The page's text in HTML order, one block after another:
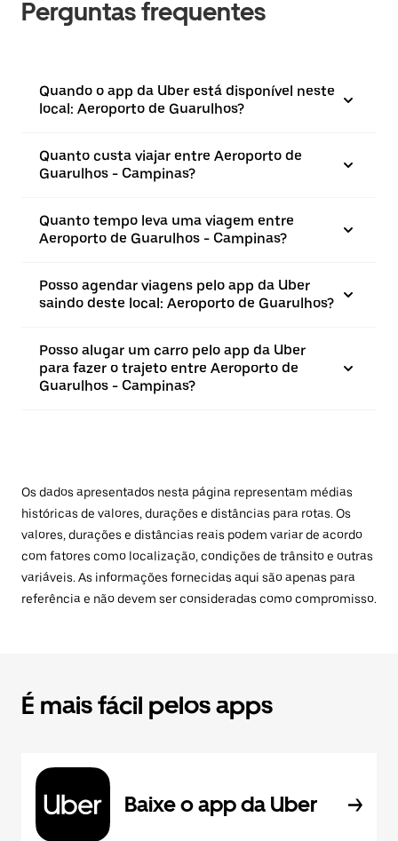
Perguntas frequentes
Quando o app da Uber está disponível neste
local: Aeroporto de Guarulhos?
Quanto custa viajar entre Aeroporto de
Guarulhos - Campinas?
Quanto tempo leva uma viagem entre
Aeroporto de Guarulhos - Campinas?
Posso agendar viagens pelo app da Uber
saindo deste local: Aeroporto de Guarulhos?
Posso alugar um carro pelo app da Uber
para fazer o trajeto entre Aeroporto de
Guarulhos - Campinas?
Os dados apresentados nesta página representam médias
históricas de valores, durações e distâncias para rotas. Os
valores, durações e distâncias reais podem variar de acordo
com fatores como localização, condições de trânsito e outras
variáveis. As informações fornecidas aqui são apenas para
referência e não devem ser consideradas como compromisso.
É mais fácil pelos apps
Baixe o app da Uber